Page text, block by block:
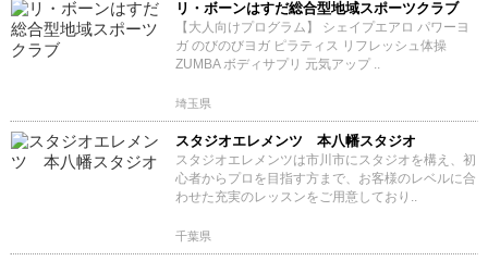
リ・ボーンはすだ総合型地域スポーツクラブ
【大人向けプログラム】 シェイプエアロ パワーヨ
ガ のびのびヨガ ピラティス リフレッシュ体操
ZUMBA ボディサプリ 元気アップ ..
埼玉県
スタジオエレメンツ 本八幡スタジオ
スタジオエレメンツは市川市にスタジオを構え、初
心者からプロを目指す方まで、お客様のレベルに合
わせた充実のレッスンをご用意しており..
千葉県